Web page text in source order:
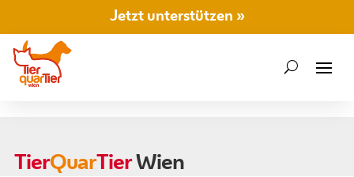
Jetzt unterstützen »
TierQuarTierWien